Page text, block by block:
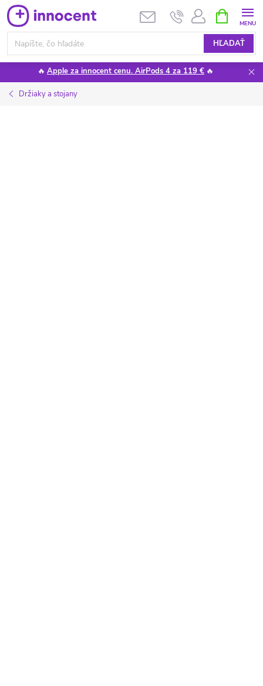
Prejsť
na
obsah
HĽADAŤ
KOŠÍK
🔥 Apple za innocent cenu. AirPods 4 za 119 € 🔥
Držiaky a stojany